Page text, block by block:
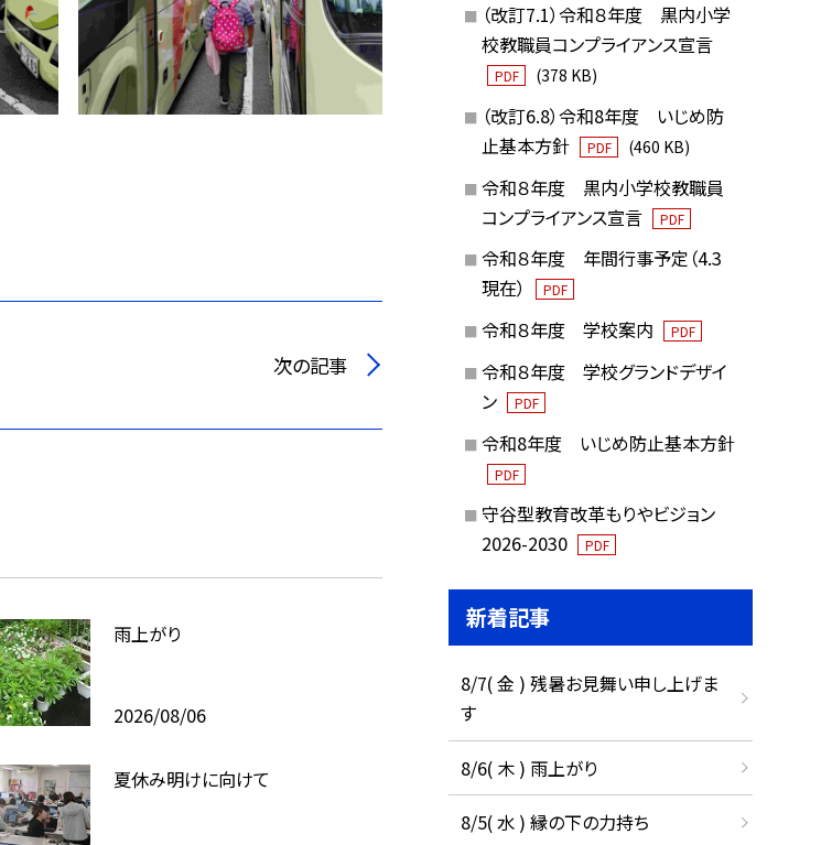
次の記事
雨上がり
2026/08/06
夏休み明けに向けて
（改訂7.1）令和８年度 黒内小学
校教職員コンプライアンス宣言
PDF (378 KB)
（改訂6.8）令和8年度 いじめ防
止基本方針
PDF (460 KB)
令和８年度 黒内小学校教職員
コンプライアンス宣言
PDF
令和８年度 年間行事予定（4.3
現在）
PDF
令和８年度 学校案内 PDF
令和８年度 学校グランドデザイ
ン
PDF
令和8年度 いじめ防止基本方針
PDF
守谷型教育改革もりやビジョン
2026-2030
PDF
新着記事
8/7( 金 ) 残暑お見舞い申し上げま
す
8/6( 木 ) 雨上がり
8/5( 水 ) 縁の下の力持ち